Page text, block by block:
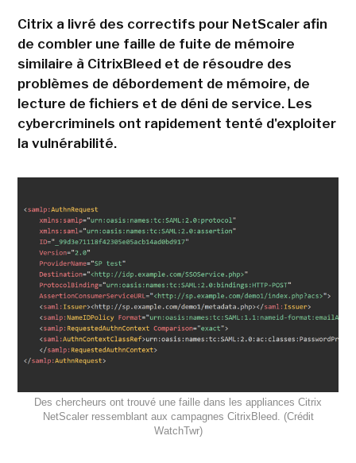
Citrix a livré des correctifs pour NetScaler afin
de combler une faille de fuite de mémoire
similaire à CitrixBleed et de résoudre des
problèmes de débordement de mémoire, de
lecture de fichiers et de déni de service. Les
cybercriminels ont rapidement tenté d'exploiter
la vulnérabilité.
Des chercheurs ont trouvé une faille dans les appliances Citrix
NetScaler ressemblant aux campagnes CitrixBleed. (Crédit
WatchTwr)